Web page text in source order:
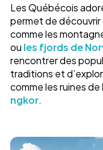
Les Québécois
permet de
comme les
ou les fjords de
rencontrer des
traditions et
comme les ruines de
ngkor.